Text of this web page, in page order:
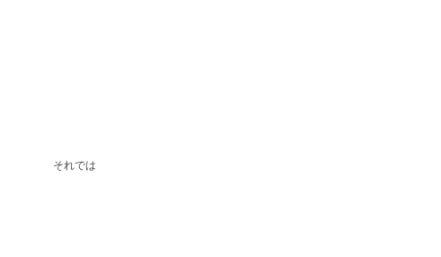
それでは